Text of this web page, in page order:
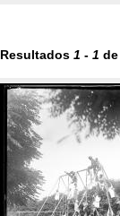
Resultados 1 - 1 de